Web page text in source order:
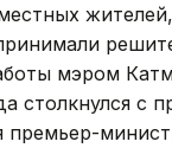
мэром
столкнулся с
премьер-